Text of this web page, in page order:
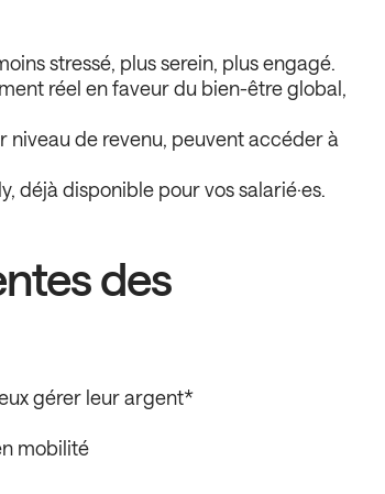
stressé, plus serein, plus engagé.
réel en faveur du bien-être global,
niveau de revenu, peuvent accéder à
déjà disponible pour vos salarié·es.
des
gérer leur argent*
mobilité